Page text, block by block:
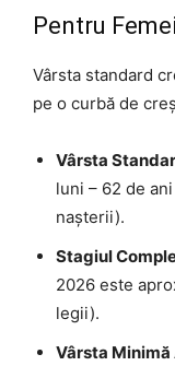
Pentru Femei
Vârsta standard
pe o curbă de
Vârsta
luni – 62 de
nașterii).
Stagiul
2026 este
legii).
Vârsta